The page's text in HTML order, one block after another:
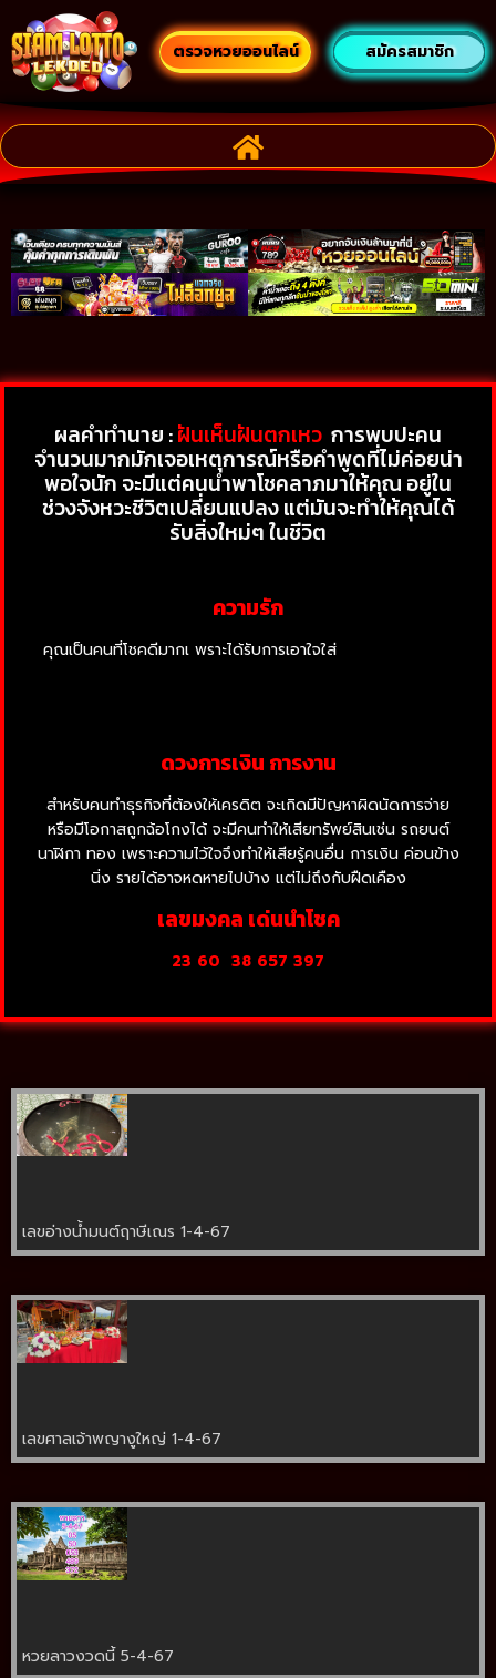
ตรวจหวยออนไลน์ สมัครสมาชิก
ผลคำทำนาย :ฝันเห็นฝันตกเหว การพบปะคน
จำนวนมากมักเจอเหตุการณ์หรือคำพูดที่ไม่ค่อยน่า
พอใจนัก จะมีแต่คนนำพาโชคลาภมาให้คุณ อยู่ใน
ช่วงจังหวะชีวิตเปลี่ยนแปลง แต่มันจะทำให้คุณได้
รับสิ่งใหม่ๆ ในชีวิต
ความรัก
คุณเป็นคนที่โชคดีมากเ พราะได้รับการเอาใจใส่ดูแลจากคนรักเป็น
ดวงการเงิน การงาน
สำหรับคนทำธุรกิจที่ต้องให้เครดิต จะเกิดมีปัญหาผิดนัดการจ่าย
หรือมีโอกาสถูกฉ้อโกงได้ จะมีคนทำให้เสียทรัพย์สินเช่น รถยนต์
นาฬิกา ทอง เพราะความไว้ใจจึงทำให้เสียรู้คนอื่น การเงิน ค่อนข้าง
นิ่ง รายได้อาจหดหายไปบ้าง แต่ไม่ถึงกับฝืดเคือง
เลขมงคล เด่นนำโชค
23 60 38 657 397
เลขอ่างน้ำมนต์ฤาษีเณร 1-4-67
เลขศาลเจ้าพญางูใหญ่ 1-4-67
หวยลาวงวดนี้ 5-4-67